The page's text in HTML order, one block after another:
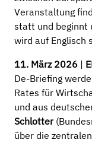
Veranstaltung
statt und beginnt
wird auf Englisch
11. März 2026 |
De-Briefing
Rates für
und aus
Schlotter
über die